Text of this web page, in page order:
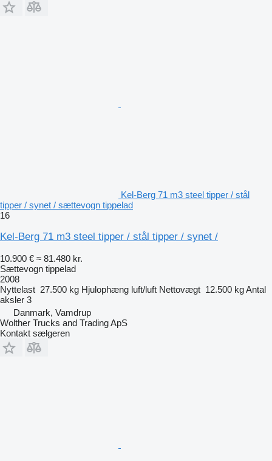
Kel-Berg 71 m3 steel tipper / stål
tipper / synet / sættevogn tippelad
16
Kel-Berg 71 m3 steel tipper / stål tipper / synet /
10.900 € ≈ 81.480 kr.
Sættevogn tippelad
2008
Nyttelast 27.500 kg Hjulophæng luft/luft Nettovægt 12.500 kgAntal
aksler 3
Danmark, Vamdrup
Wolther Trucks and Trading ApS
Kontakt sælgeren